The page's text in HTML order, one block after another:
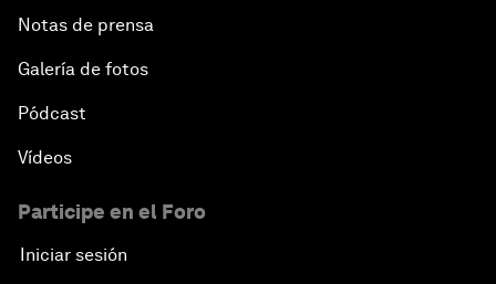
Notas de prensa
Galería de fotos
Pódcast
Vídeos
Participe en el Foro
Iniciar sesión